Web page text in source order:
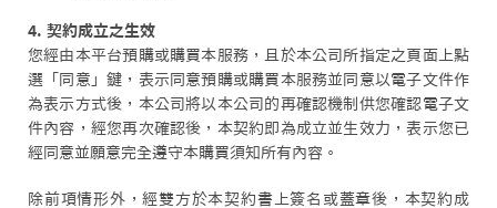
4. 契約成立之生效
您經由本平台預購或購買本服務，且於本公司所指定之頁面上點
選「同意」鍵，表示同意預購或購買本服務並同意以電子文件作
為表示方式後，本公司將以本公司的再確認機制供您確認電子文
件內容，經您再次確認後，本契約即為成立並生效力，表示您已
經同意並願意完全遵守本購買須知所有內容。
除前項情形外，經雙方於本契約書上簽名或蓋章後，本契約成